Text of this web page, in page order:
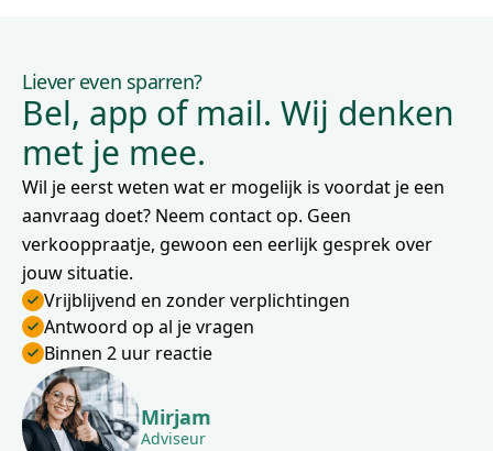
Liever even sparren?
Bel, app of mail. Wij denken
met je mee.
Wil je eerst weten wat er mogelijk is voordat je een
aanvraag doet? Neem contact op. Geen
verkooppraatje, gewoon een eerlijk gesprek over
jouw situatie.
Vrijblijvend en zonder verplichtingen
Antwoord op al je vragen
Binnen 2 uur reactie
Mirjam
Adviseur